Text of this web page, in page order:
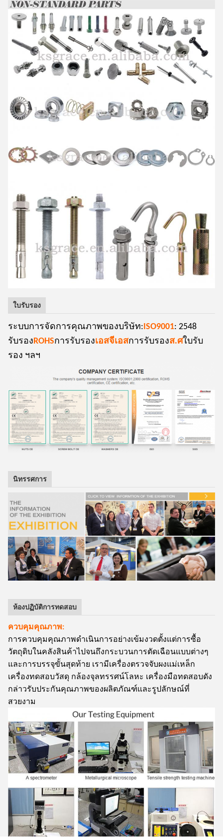
ใบรับรอง
ระบบการจัดการคุณภาพของบริษัท:ISO9001: 2548
รับรองROHSการรับรองเอสจีเอสการรับรองส.ศใบรับ
รอง ฯลฯ
นิทรรศการ
ห้องปฏิบัติการทดสอบ
ควบคุมคุณภาพ:
การควบคุมคุณภาพดำเนินการอย่างเข้มงวดตั้งแต่การซื้อ
วัตถุดิบในคลังสินค้าไปจนถึงกระบวนการตัดเฉือนแบบต่างๆ
และการบรรจุขั้นสุดท้าย เรามีเครื่องตรวจจับผงแม่เหล็ก
เครื่องทดสอบวัสดุ กล้องจุลทรรศน์โลหะ เครื่องมือทดสอบดัง
กล่าวรับประกันคุณภาพของผลิตภัณฑ์และรูปลักษณ์ที่
สวยงาม